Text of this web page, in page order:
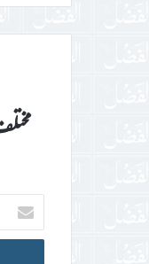
اپنا
ای
میل